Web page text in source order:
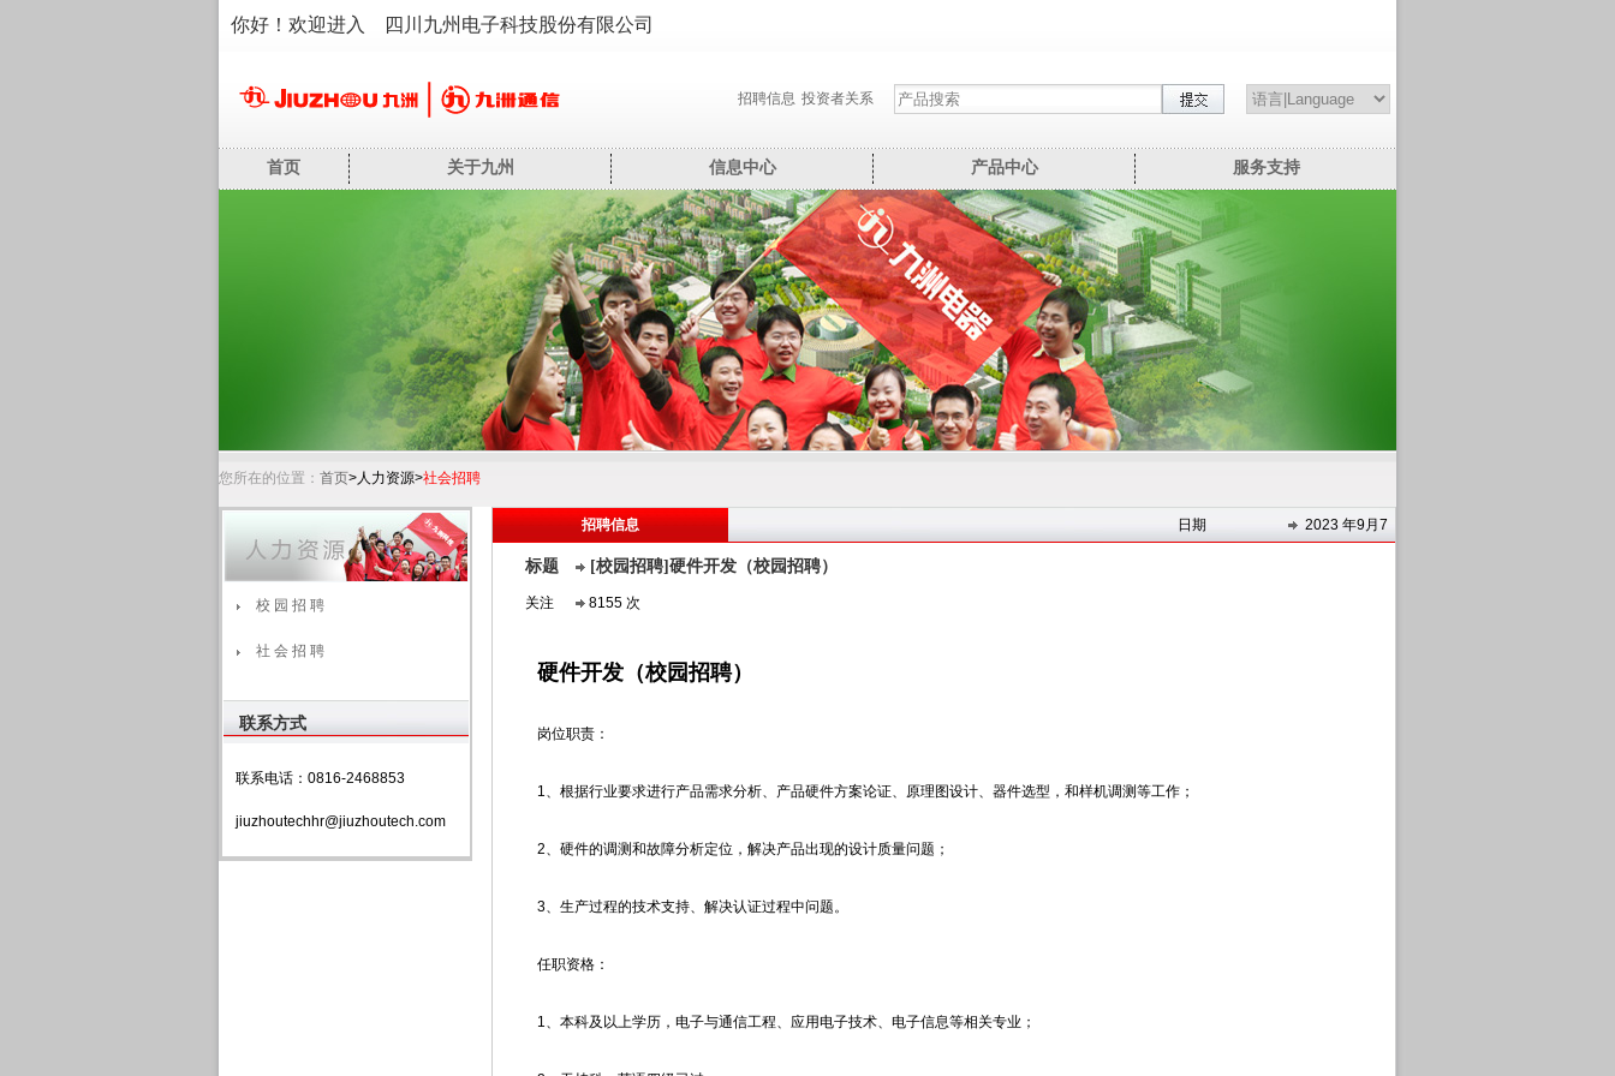
你好！欢迎进入 四川九州电子科技股份有限公司
招聘信息 投资者关系
首页 关于九州 信息中心 产品中心 服务支持
您所在的位置： 首页>人力资源>社会招聘
校 园 招 聘
社 会 招 聘
联系方式
联系电话：0816-2468853
jiuzhoutechhr@jiuzhoutech.com
招聘信息 日期 2023 年9月7
标题 [校园招聘]硬件开发（校园招聘）
关注 8155 次
硬件开发（校园招聘）
岗位职责：
1、根据行业要求进行产品需求分析、产品硬件方案论证、原理图设计、器件选型，和样机调测等工作；
2、硬件的调测和故障分析定位，解决产品出现的设计质量问题；
3、生产过程的技术支持、解决认证过程中问题。
任职资格：
1、本科及以上学历，电子与通信工程、应用电子技术、电子信息等相关专业；